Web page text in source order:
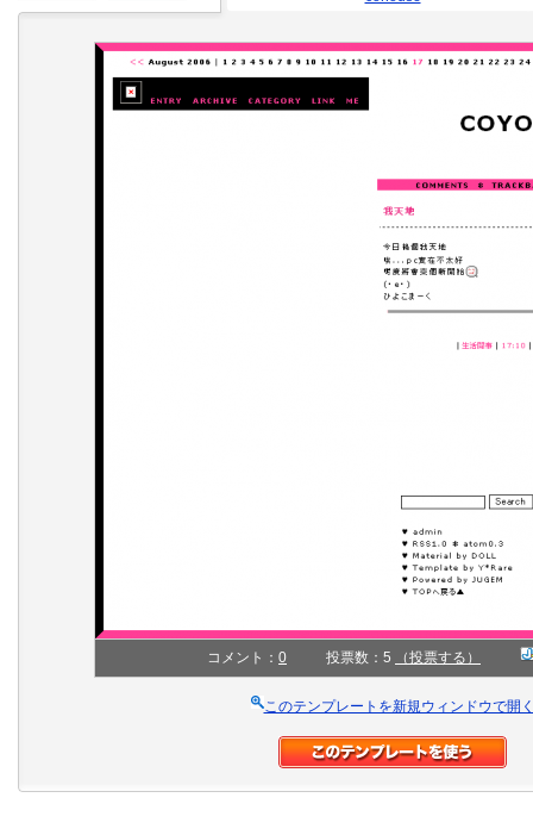
コメント： 0 投票数：5 （投票する）
このテンプレートを新規ウィンドウで開